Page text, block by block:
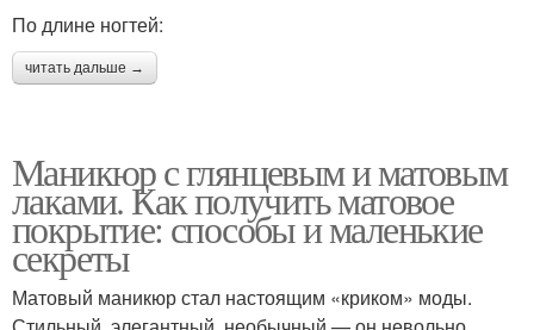
По длине ногтей:
читать дальше →
Маникюр с глянцевым и матовым
лаками. Как получить матовое
покрытие: способы и маленькие
секреты
Матовый маникюр стал настоящим «криком» моды.